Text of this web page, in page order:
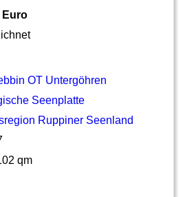
Euro
OT Untergöhren
Seenplatte
Ruppiner Seenland
qm